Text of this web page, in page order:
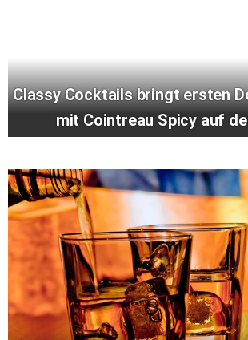
Classy Cocktails bringt ersten
mit Cointreau Spicy auf